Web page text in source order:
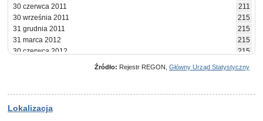
30 czerwca 2011
211
30 września 2011
215
31 grudnia 2011
215
31 marca 2012
215
30 czerwca 2012
215
30 czerwca 2013
216
30 września 2013
Źródło: Rejestr REGON, Główny Urząd Statystyczny
Lokalizacja